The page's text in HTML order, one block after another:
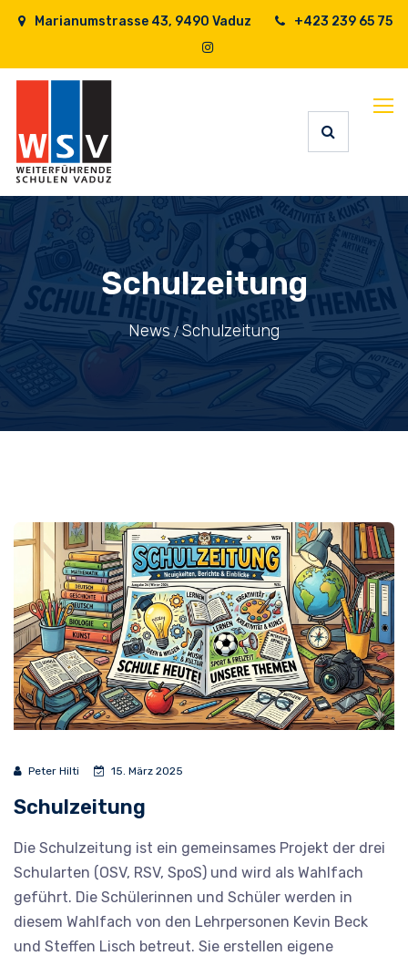
Marianumstrasse 43, 9490 Vaduz +423 239 65 75
Schulzeitung
News Schulzeitung
Peter Hilti 15. März 2025
Schulzeitung
Die Schulzeitung ist ein gemeinsames Projekt der drei
Schularten (OSV, RSV, SpoS) und wird als Wahlfach
geführt. Die Schülerinnen und Schüler werden in
diesem Wahlfach von den Lehrpersonen Kevin Beck
und Steffen Lisch betreut. Sie erstellen eigene